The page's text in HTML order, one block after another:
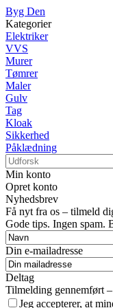
Byg Den
Kategorier
Elektriker
VVS
Murer
Tømrer
Maler
Gulv
Tag
Kloak
Sikkerhed
Påklædning
Min konto
Opret konto
Nyhedsbrev
Få nyt fra os – tilmeld
Gode tips. Ingen spam.
Din e-mailadresse
Deltag
Tilmelding gennemført
Jeg accepterer, at